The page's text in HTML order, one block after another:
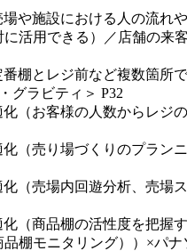
や施設における人の流れ
活用できる）／店舗の来
棚とレジ前など複数箇所
グラビティ＞ P32
（お客様の人数からレジ
（売り場づくりのプラン
（売場内回遊分析、売場
（商品棚の活性度を把握
棚モニタリング））×パナ